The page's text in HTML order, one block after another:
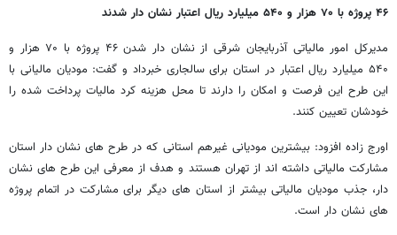
۴۶ پروژه با ۷۰ هزار و ۵۴۰ میلیارد ریال اعتبار نشان دار شدند
مدیرکل امور مالیاتی آذربایجان شرقی از نشان دار شدن ۴۶ پروژه با ۷۰ هزار و
۵۴۰ میلیارد ریال اعتبار در استان برای سالجاری خبرداد و گفت: مودیان مالیانی با
این طرح این فرصت و امکان را دارند تا محل هزینه کرد مالیات پرداخت شده را
خودشان تعیین کنند.
اورج زاده افزود: بیشترین مودیانی غیرهم استانی که در طرح های نشان دار استان
مشارکت مالیاتی داشته اند از تهران هستند و هدف از معرفی این طرح های نشان
دار، جذب مودیان مالیاتی بیشتر از استان های دیگر برای مشارکت در اتمام پروژه
های نشان دار است.